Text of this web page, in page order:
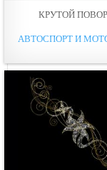
КРУТОЙ
АВТОСПОРТ И